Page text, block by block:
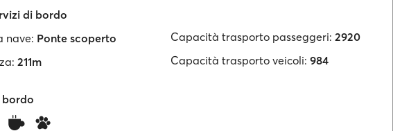
di bordo
nave: Ponte scoperto
211m
Capacità trasporto passeggeri: 2920
Capacità trasporto veicoli: 984
bordo